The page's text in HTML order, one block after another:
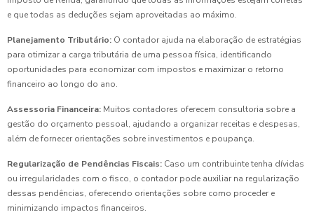
e que todas as deduções sejam aproveitadas ao máximo.
Planejamento Tributário: O contador ajuda na elaboração de estratégias
para otimizar a carga tributária de uma pessoa física, identificando
oportunidades para economizar com impostos e maximizar o retorno
financeiro ao longo do ano.
Assessoria Financeira: Muitos contadores oferecem consultoria sobre a
gestão do orçamento pessoal, ajudando a organizar receitas e despesas,
além de fornecer orientações sobre investimentos e poupança.
Regularização de Pendências Fiscais: Caso um contribuinte tenha dívidas
ou irregularidades com o fisco, o contador pode auxiliar na regularização
dessas pendências, oferecendo orientações sobre como proceder e
minimizando impactos financeiros.